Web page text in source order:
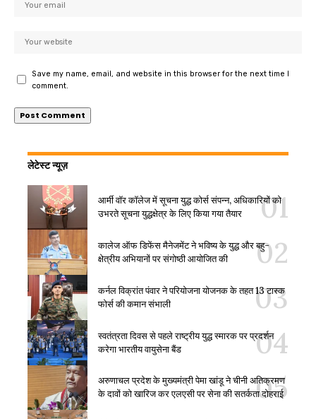
Save my name, email, and website in this browser for the next time I
comment.
लेटेस्ट न्यूज़
आर्मी वॉर कॉलेज में सूचना युद्ध कोर्स संपन्न, अधिकारियों को
उभरते सूचना युद्धक्षेत्र के लिए किया गया तैयार
कालेज ऑफ डिफेंस मैनेजमेंट ने भविष्य के युद्ध और बहु-
क्षेत्रीय अभियानों पर संगोष्ठी आयोजित की
कर्नल विक्रांत पंवार ने परियोजना योजनक के तहत 13 टास्क
फोर्स की कमान संभाली
स्वतंत्रता दिवस से पहले राष्ट्रीय युद्ध स्मारक पर प्रदर्शन
करेगा भारतीय वायुसेना बैंड
अरुणाचल प्रदेश के मुख्यमंत्री पेमा खांडू ने चीनी अतिक्रमण
के दावों को खारिज कर एलएसी पर सेना की सतर्कता दोहराई